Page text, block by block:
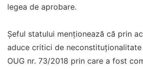
legea de aprobare.
Şeful statului menţionează că prin
aduce critici de
OUG nr. 73/2018 prin care a fost